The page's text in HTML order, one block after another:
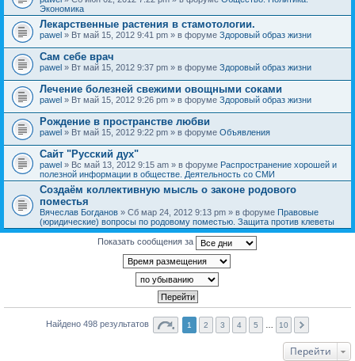
Экономика
Лекарственные растения в стамотологии.
pawel » Вт май 15, 2012 9:41 pm » в форуме Здоровый образ жизни
Сам себе врач
pawel » Вт май 15, 2012 9:37 pm » в форуме Здоровый образ жизни
Лечение болезней свежими овощными соками
pawel » Вт май 15, 2012 9:26 pm » в форуме Здоровый образ жизни
Рождение в пространстве любви
pawel » Вт май 15, 2012 9:22 pm » в форуме Объявления
Сайт "Русский дух"
pawel » Вс май 13, 2012 9:15 am » в форуме Распространение хорошей и
полезной информации в обществе. Деятельность со СМИ
Создаём коллективную мысль о законе родового
поместья
Вячеслав Богданов » Сб мар 24, 2012 9:13 pm » в форуме Правовые
(юридические) вопросы по родовому поместью. Защита против клеветы
Показать сообщения за
Найдено 498 результатов 1 2 3 4 5 10
Перейти